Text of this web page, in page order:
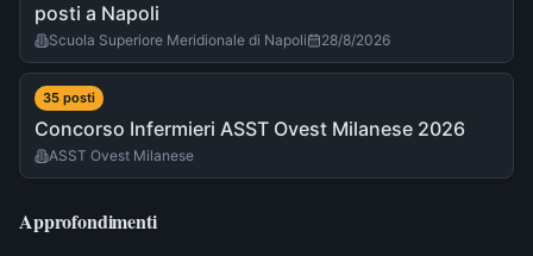
posti a Napoli
Scuola Superiore Meridionale di Napoli 28/8/2026
35 posti
Concorso Infermieri ASST Ovest Milanese 2026
ASST Ovest Milanese
Approfondimenti